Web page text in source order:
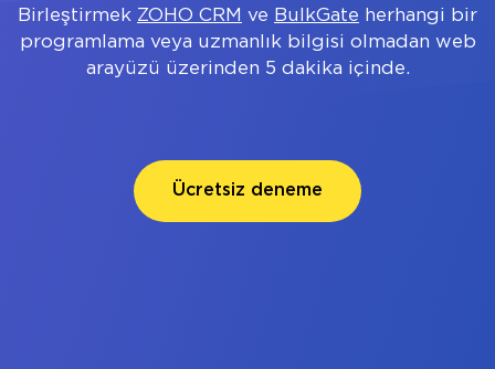
Birleştirmek ZOHO CRM ve BulkGate herhangi bir
programlama veya uzmanlık bilgisi olmadan web
arayüzü üzerinden 5 dakika içinde.
Ücretsiz deneme